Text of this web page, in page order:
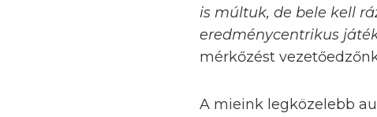
is múltuk, de bele kell
eredménycentrikus
mérkőzést
A mieink legközelebb